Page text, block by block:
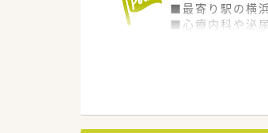
■最寄り駅の横
■心療内科や泌
■静岡県で創業
■調剤薬局事業
■安心と信頼を